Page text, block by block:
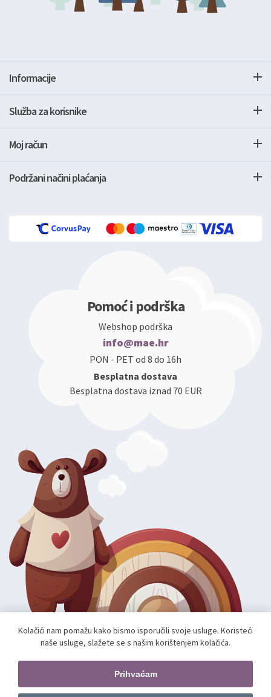
Informacije
Služba za korisnike
Moj račun
Podržani načini plaćanja
Pomoć i podrška
Webshop podrška
info@mae.hr
PON - PET od 8 do 16h
Besplatna dostava
Besplatna dostava iznad 70 EUR
Pratite nas
Kolačići nam pomažu kako bismo isporučili svoje usluge. Koristeći
naše usluge, slažete se s našim korištenjem kolačića.
Prihvaćam